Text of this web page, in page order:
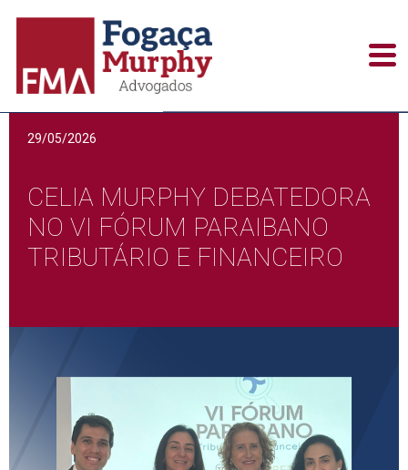
Publicações
29/05/2026
CELIA MURPHY DEBATEDORA
NO VI FÓRUM PARAIBANO
TRIBUTÁRIO E FINANCEIRO